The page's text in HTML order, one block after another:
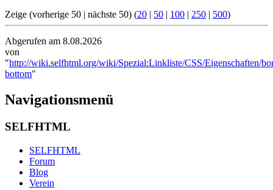
Zeige (vorherige 50 | nächste 50) (20 | 50 | 100 | 250 | 500)
Abgerufen am 8.08.2026
von
"http://wiki.selfhtml.org/wiki/Spezial:Linkliste/CSS/Eigenschaften/
bottom"
Navigationsmenü
SELFHTML
SELFHTML
Forum
Blog
Verein